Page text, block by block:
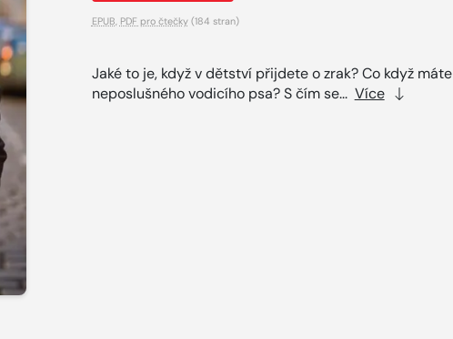
EPUB PDF pro čtečky(184 stran)
Jaké to je, když v dětství přijdete o zrak? Co když máte
neposlušného vodicího psa? S čím se... Více